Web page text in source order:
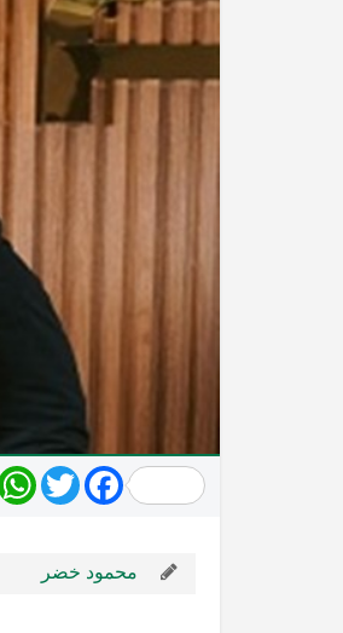
WhatsApp
TwitterFacebook
محمود خضر